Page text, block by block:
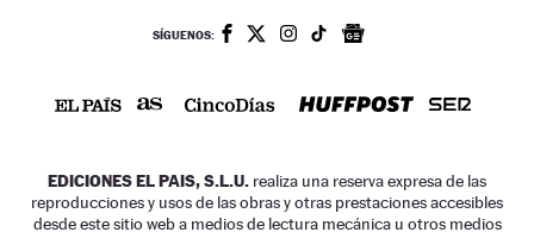
SÍGUENOS:
EDICIONES EL PAIS, S.L.U. realiza una reserva expresa de las
reproducciones y usos de las obras y otras prestaciones accesibles
desde este sitio web a medios de lectura mecánica u otros medios